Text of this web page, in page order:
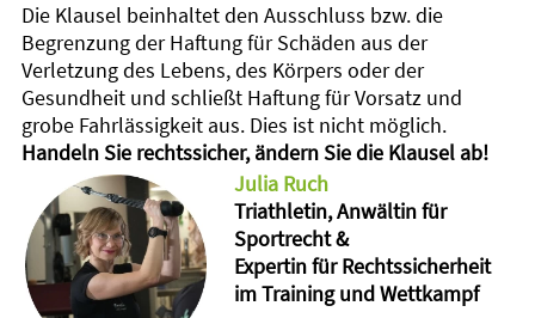
Die Klausel beinhaltet den Ausschluss bzw. die
Begrenzung der Haftung für Schäden aus der
Verletzung des Lebens, des Körpers oder der
Gesundheit und schließt Haftung für Vorsatz und
grobe Fahrlässigkeit aus. Dies ist nicht möglich.
Handeln Sie rechtssicher, ändern Sie die Klausel ab!
Julia Ruch
Triathletin, Anwältin für
Sportrecht &
Expertin für Rechtssicherheit
im Training und Wettkampf